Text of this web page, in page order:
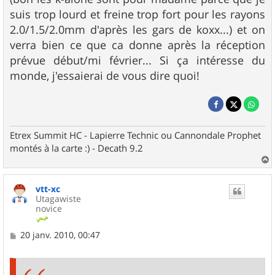
suis trop lourd et freine trop fort pour les rayons
2.0/1.5/2.0mm d'après les gars de koxx...) et on
verra bien ce que ca donne après la réception
prévue début/mi février... Si ça intéresse du
monde, j'essaierai de vous dire quoi!
Etrex Summit HC - Lapierre Technic ou Cannondale Prophet
montés à la carte :) - Decath 9.2
a
u
vtt-xc
Utagawiste
novice
M
20 janv. 2010, 00:47